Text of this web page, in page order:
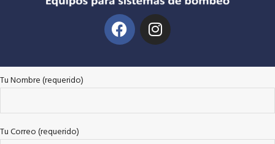
Tu Nombre (requerido)
Tu Correo (requerido)